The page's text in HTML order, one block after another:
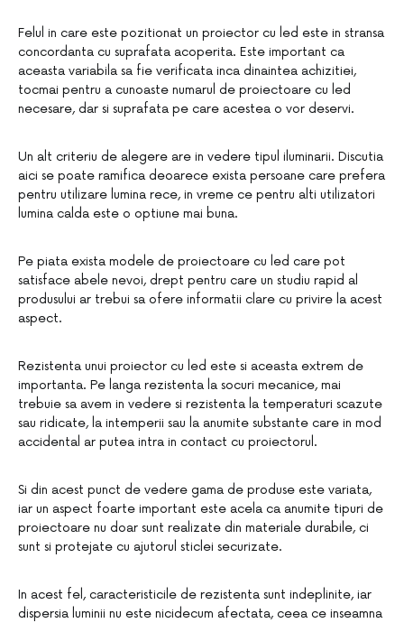
Felul in care este pozitionat un proiector cu led este in stransa
concordanta cu suprafata acoperita. Este important ca
aceasta variabila sa fie verificata inca dinaintea achizitiei,
tocmai pentru a cunoaste numarul de proiectoare cu led
necesare, dar si suprafata pe care acestea o vor deservi.
Un alt criteriu de alegere are in vedere tipul iluminarii. Discutia
aici se poate ramifica deoarece exista persoane care prefera
pentru utilizare lumina rece, in vreme ce pentru alti utilizatori
lumina calda este o optiune mai buna.
Pe piata exista modele de proiectoare cu led care pot
satisface abele nevoi, drept pentru care un studiu rapid al
produsului ar trebui sa ofere informatii clare cu privire la acest
aspect.
Rezistenta unui proiector cu led este si aceasta extrem de
importanta. Pe langa rezistenta la socuri mecanice, mai
trebuie sa avem in vedere si rezistenta la temperaturi scazute
sau ridicate, la intemperii sau la anumite substante care in mod
accidental ar putea intra in contact cu proiectorul.
Si din acest punct de vedere gama de produse este variata,
iar un aspect foarte important este acela ca anumite tipuri de
proiectoare nu doar sunt realizate din materiale durabile, ci
sunt si protejate cu ajutorul sticlei securizate.
In acest fel, caracteristicile de rezistenta sunt indeplinite, iar
dispersia luminii nu este nicidecum afectata, ceea ce inseamna